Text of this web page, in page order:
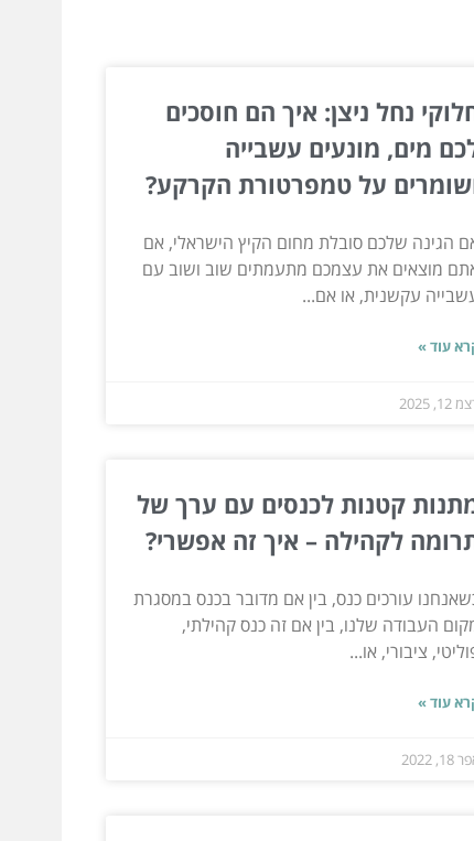
נחל ניצן: איך הם חוסכים
מים, מונעים עשבייה
על טמפרטורת הקרקע?
הגינה שלכם סובלת מחום הקיץ הישראלי, אם
מוצאים את עצמכם מתעמתים שוב ושוב עם
עקשנית, או אם...
עוד »
12, 2025
קטנות לכנסים עם ערך של
לקהילה – איך זה אפשרי?
עורכים כנס, בין אם מדובר בכנס במסגרת
העבודה שלנו, בין אם זה כנס קהילתי,
ציבורי, או...
עוד »
18, 2022